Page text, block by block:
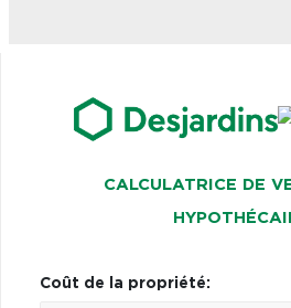
CALCULATRICE DE
Coût de la propriété: